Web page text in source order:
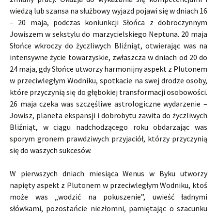
wiedzą lub szansa na służbowy wyjazd pojawi się w dniach 16
– 20 maja, podczas koniunkcji Słońca z dobroczynnym
Jowiszem w sekstylu do marzycielskiego Neptuna. 20 maja
Słońce wkroczy do życzliwych Bliźniąt, otwierając was na
intensywne życie towarzyskie, zwłaszcza w dniach od 20 do
24 maja, gdy Słońce utworzy harmonijny aspekt z Plutonem
w przeciwległym Wodniku, spotkacie na swej drodze osoby,
które przyczynią się do głębokiej transformacji osobowości.
26 maja czeka was szczęśliwe astrologiczne wydarzenie –
Jowisz, planeta ekspansji i dobrobytu zawita do życzliwych
Bliźniąt, w ciągu nadchodzącego roku obdarzając was
sporym gronem prawdziwych przyjaciół, którzy przyczynią
się do waszych sukcesów.
W pierwszych dniach miesiąca Wenus w Byku utworzy
napięty aspekt z Plutonem w przeciwległym Wodniku, ktoś
może was „wodzić na pokuszenie”, uwieść ładnymi
słówkami, pozostańcie niezłomni, pamiętając o szacunku